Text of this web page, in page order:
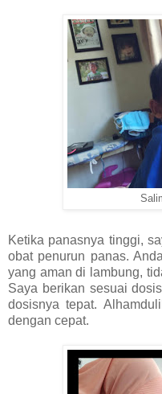
Ketika panasnya tinggi,
obat penurun panas.
yang aman di lambung,
Saya berikan sesuai
dosisnya tepat.
dengan cepat.